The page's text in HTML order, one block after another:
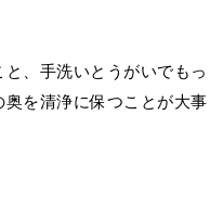
、手洗いとうがいでもっ
を清浄に保つことが大事